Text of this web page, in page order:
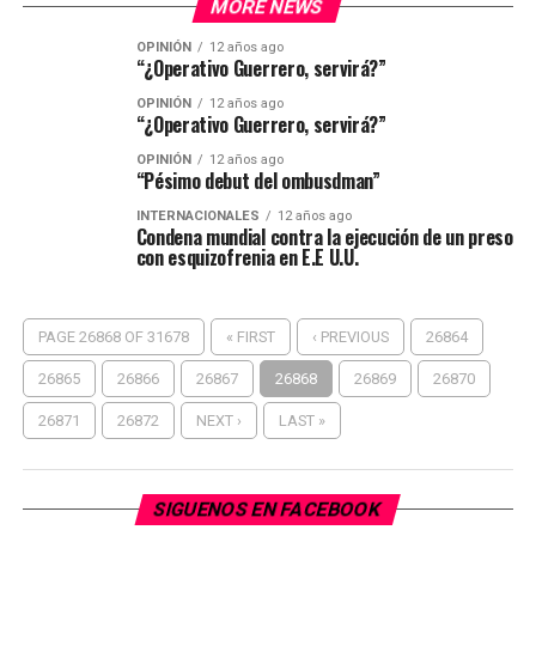
MORE NEWS
OPINIÓN 12 años ago
“¿Operativo Guerrero, servirá?”
OPINIÓN 12 años ago
“¿Operativo Guerrero, servirá?”
OPINIÓN 12 años ago
“Pésimo debut del ombusdman”
INTERNACIONALES 12 años ago
Condena mundial contra la ejecución de un preso
con esquizofrenia en E.E U.U.
PAGE 26868 OF 31678 « FIRST ‹ PREVIOUS 26864
26865 26866 26867 26868 26869 26870
26871 26872 NEXT › LAST »
SIGUENOS EN FACEBOOK